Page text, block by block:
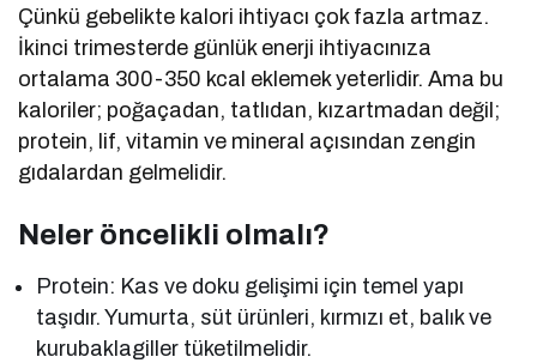
Çünkü gebelikte kalori ihtiyacı çok fazla artmaz.
İkinci trimesterde günlük enerji ihtiyacınıza
ortalama 300-350 kcal eklemek yeterlidir. Ama bu
kaloriler; poğaçadan, tatlıdan, kızartmadan değil;
protein, lif, vitamin ve mineral açısından zengin
gıdalardan gelmelidir.
Neler öncelikli olmalı?
Protein: Kas ve doku gelişimi için temel yapı
taşıdır. Yumurta, süt ürünleri, kırmızı et, balık ve
kurubaklagiller tüketilmelidir.